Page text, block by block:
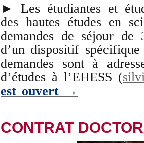
► Les étudiantes et
des hautes études en
demandes de séjour
d’un dispositif
demandes sont à
d’études à l’EHESS (
est ouvert →
CONTRAT